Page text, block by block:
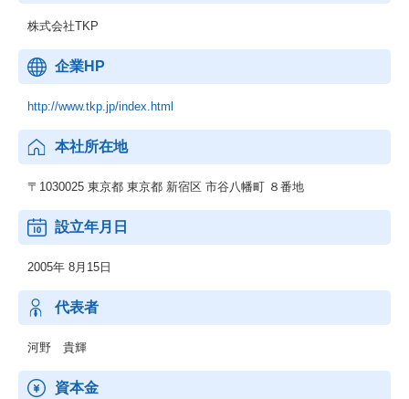
株式会社TKP
企業HP
http://www.tkp.jp/index.html
本社所在地
〒1030025 東京都 東京都 新宿区 市谷八幡町 ８番地
設立年月日
2005年 8月15日
代表者
河野 貴輝
資本金